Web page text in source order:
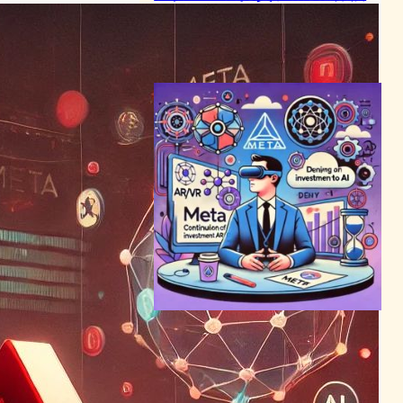
ザッカーバーグ断言：メタ、
AR/VRへの投資継続、AIへの
シフト否定
AI（人工知能）ニュース｜VR/ARニュース